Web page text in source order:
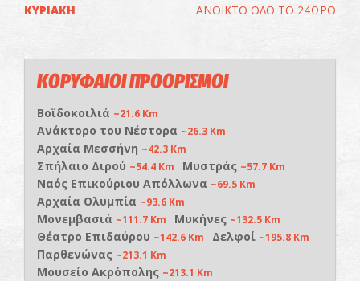
ΚΥΡΙΑΚΗ ΑΝΟΙΚΤΟ ΟΛΟ ΤΟ 24ΩΡΟ
ΚΟΡΥΦΑΙΟΙ ΠΡΟΟΡΙΣΜΟΙ
Βοϊδοκοιλιά ~21.6 Km
Ανάκτορο του Νέστορα ~26.3 Km
Αρχαία Μεσσήνη ~42.3 Km
Σπήλαιο Διρού ~54.4 Km Μυστράς ~57.7 Km
Ναός Επικούριου Απόλλωνα ~69.5 Km
Αρχαία Ολυμπία ~93.6 Km
Μονεμβασιά ~111.7 Km Μυκήνες ~132.5 Km
Θέατρο Επιδαύρου ~142.6 Km Δελφοί ~195.8 Km
Παρθενώνας ~213.1 Km
Μουσείο Ακρόπολης ~213.1 Km